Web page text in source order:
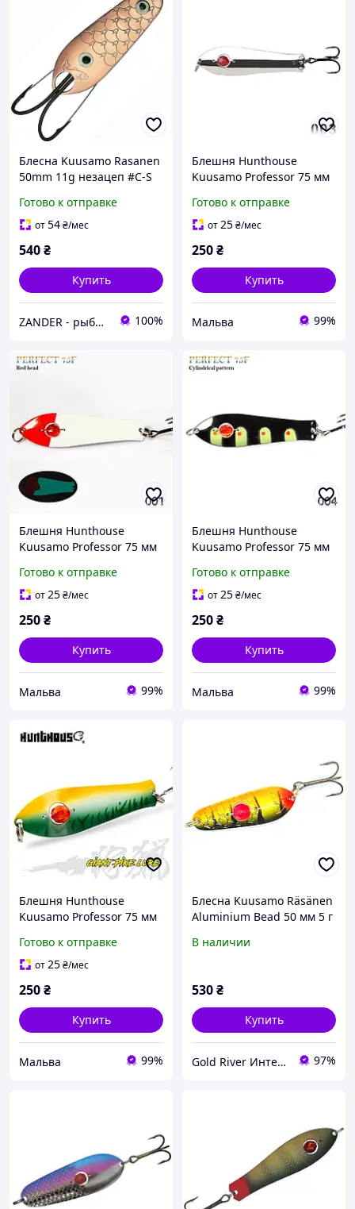
Блесна Kuusamo Rasanen
50mm 11g незацеп #C-S
Готово к отправке
от54₴/мес
540₴
Купить
ZANDER - рыболовный интернет-магазин 100%
Блешня Hunthouse
Kuusamo Professor 75 мм
Готово к отправке
от25₴/мес
250₴
Купить
Мальва 99%
Блешня Hunthouse
Kuusamo Professor 75 мм
Готово к отправке
от25₴/мес
250₴
Купить
Мальва 99%
Блешня Hunthouse
Kuusamo Professor 75 мм
Готово к отправке
от25₴/мес
250₴
Купить
Мальва 99%
Блешня Hunthouse
Kuusamo Professor 75 мм
Готово к отправке
от25₴/мес
250₴
Купить
Мальва 99%
Блесна Kuusamo Räsänen
Aluminium Bead 50 мм 5 г
(040233527)
В наличии
530₴
Купить
Gold River Интернет магазин 97%